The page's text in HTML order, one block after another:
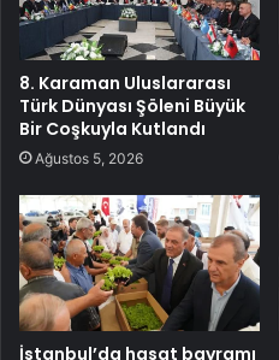
8. Karaman Uluslararası
Türk Dünyası Şöleni Büyük
Bir Coşkuyla Kutlandı
Ağustos 5, 2026
İstanbul’da hasat bayramı